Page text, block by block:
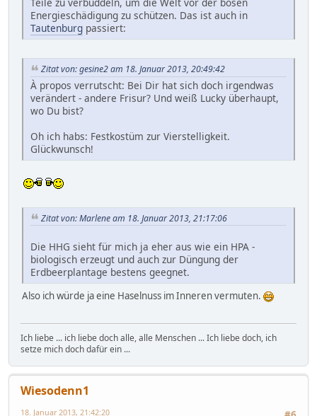
Energieschädigung zu schützen. Das ist auch in
Tautenburg passiert:
Zitat von: gesine2 am 18. Januar 2013, 20:49:42
À propos verrutscht: Bei Dir hat sich doch irgendwas
verändert - andere Frisur? Und weiß Lucky überhaupt,
wo Du bist?
Oh ich habs: Festkostüm zur Vierstelligkeit.
Glückwunsch!
Zitat von: Marlene am 18. Januar 2013, 21:17:06
Die HHG sieht für mich ja eher aus wie ein HPA -
biologisch erzeugt und auch zur Düngung der
Erdbeerplantage bestens geegnet.
Also ich würde ja eine Haselnuss im Inneren vermuten.
Ich liebe ... ich liebe doch alle, alle Menschen ... Ich liebe doch, ich
setze mich doch dafür ein ...
Wiesodenn1
18. Januar 2013, 21:42:20